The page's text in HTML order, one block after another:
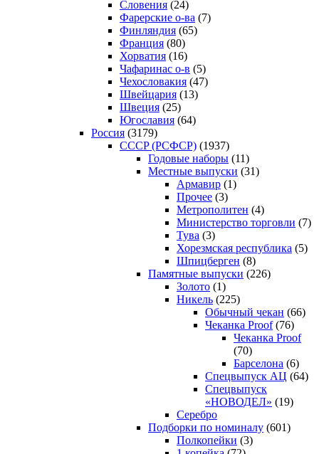
Словения (24)
Фарерские о-ва (7)
Финляндия (65)
Франция (80)
Хорватия (16)
Чафаринас о-в (5)
Чехословакия (47)
Швейцария (13)
Швеция (25)
Югославия (64)
Россия (3179)
CCCP (РСФСР) (1937)
Годовые наборы (11)
Местные выпуски (31)
Армавир (1)
Прочее (3)
Метрополитен (4)
Министерство торговли (7)
Тува (3)
Хорезмская республика (5)
Шпицберген (8)
Памятные выпуски (226)
Золото (1)
Никель (225)
Обычный чекан (66)
Чеканка Proof(76)
Чеканка Proof
(70)
Барселона (6)
Спецвыпуск АЦ (64)
Спецвыпуск
«НОВОДЕЛ» (19)
Серебро
Подборки по номиналу (601)
Полкопейки (3)